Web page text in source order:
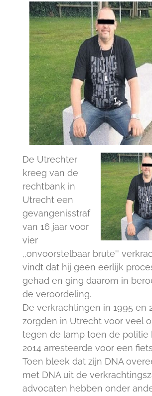
De Utrechter
kreeg van de
rechtbank in
Utrecht een
gevangenisstraf
van 16 jaar voor
vier
,,onvoorstelbaar brute''
vindt dat hij geen eerlijk
gehad en ging daarom in
de veroordeling.
De verkrachtingen in 1995 en
zorgden in Utrecht voor veel
tegen de lamp toen de politie
2014 arresteerde voor een
Toen bleek dat zijn DNA
met DNA uit de
advocaten hebben onder